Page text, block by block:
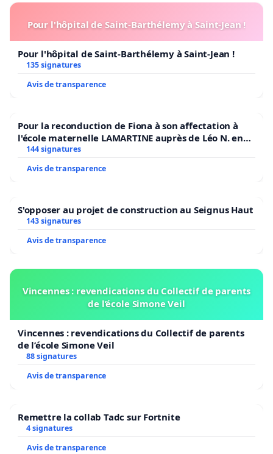
Pour l'hôpital de Saint-Barthélemy à Saint-Jean !
Pour l'hôpital de Saint-Barthélemy à Saint-Jean !
135 signatures
Avis de transparence
Pour la reconduction de Fiona à son affectation à
l'école maternelle LAMARTINE auprès de Léo N. en
2026/2027
144 signatures
Avis de transparence
S'opposer au projet de construction au Seignus Haut
143 signatures
Avis de transparence
Vincennes : revendications du Collectif de parents
de l’école Simone Veil
Vincennes : revendications du Collectif de parents
de l’école Simone Veil
88 signatures
Avis de transparence
Remettre la collab Tadc sur Fortnite
4 signatures
Avis de transparence